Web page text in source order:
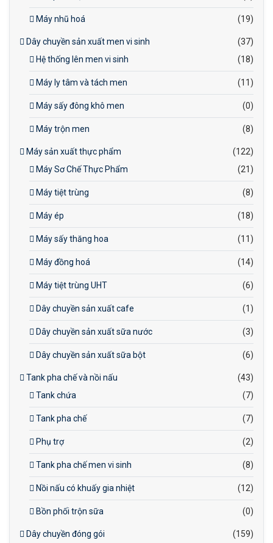
Máy nhũ hoá (19)
Dây chuyền sản xuất men vi sinh
(37)
Hệ thống lên men vi sinh
(18)
Máy ly tâm và tách men (11)
Máy sấy đông khô men (0)
Máy trộn men (8)
Máy sản xuất thực phẩm
(122)
Máy Sơ Chế Thực Phẩm
(21)
Máy tiệt trùng (8)
Máy ép (18)
Máy sấy thăng hoa (11)
Máy đồng hoá (14)
Máy tiệt trùng UHT (6)
Dây chuyền sản xuất cafe (1)
Dây chuyền sản xuất sữa nước (3)
Dây chuyền sản xuất sữa bột (6)
Tank pha chế và nồi nấu
(43)
Tank chứa
(7)
Tank pha chế (7)
Phụ trợ (2)
Tank pha chế men vi sinh (8)
Nồi nấu có khuấy gia nhiệt (12)
Bồn phối trộn sữa (0)
Dây chuyền đóng gói
(159)